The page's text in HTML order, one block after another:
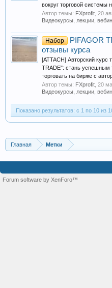
вокруг торговой системы
Автор темы: FXprofit 20
Видеокурсы, лекции,
Набор
PIFAGOR
отзывы курса
[ATTACH] Авторский курс
TRADE": стань успешным
торговать на бирже с
Автор темы: FXprofit 20
Видеокурсы, лекции,
Показано результатов: с 1 по 10 из
Главная Метки
Forum software by XenForo™